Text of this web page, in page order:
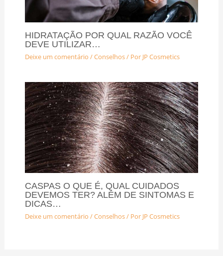
HIDRATAÇÃO POR QUAL RAZÃO VOCÊ
DEVE UTILIZAR…
Deixe um comentário /Conselhos/ Por JP Cosmetics
CASPAS O QUE É, QUAL CUIDADOS
DEVEMOS TER? ALÉM DE SINTOMAS E
DICAS…
Deixe um comentário /Conselhos/ Por JP Cosmetics